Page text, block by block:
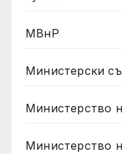
МВнР
Министерски
Министерство
Министерство